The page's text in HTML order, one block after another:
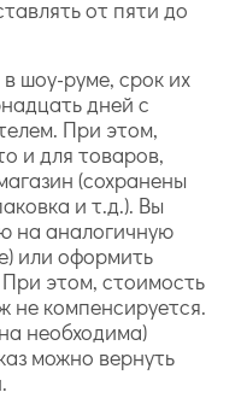
от пяти до
шоу-руме, срок их
дней с
При этом,
и для товаров,
(сохранены
и т.д.). Вы
на аналогичную
или оформить
этом, стоимость
не компенсируется.
необходима)
можно вернуть